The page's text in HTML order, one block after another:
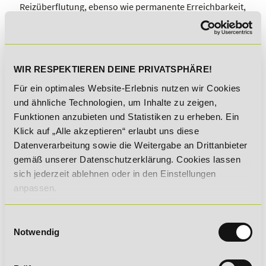
WIR RESPEKTIEREN DEINE PRIVATSPHÄRE!
Für ein optimales Website-Erlebnis nutzen wir Cookies
und ähnliche Technologien, um Inhalte zu zeigen,
Funktionen anzubieten und Statistiken zu erheben. Ein
Klick auf „Alle akzeptieren“ erlaubt uns diese
Datenverarbeitung sowie die Weitergabe an Drittanbieter
gemäß unserer Datenschutzerklärung. Cookies lassen
sich jederzeit ablehnen oder in den Einstellungen
anpassen.
Notwendig
Reizüberflutung, ebenso wie permanente Erreichbarkeit,
führt oft beruflich und privat zu einer Überforderung,
aus der man alleine nur schwer wieder herauskommt.
helfen? Willst du im Life Coaching Ratsuchende
unterstützen, ihre Work-Life-Balance
wiederherzustellen? Du strebst eine Arbeit als Coach in
der Beratung an? Dann solltest du jetzt die Life Coach
Ausbildung absolvieren!
BERUFLICHE PERSPEKTIVEN
STAATLICHE ZULASSUNG
ABLAUF UND INHALTE IM DETAIL